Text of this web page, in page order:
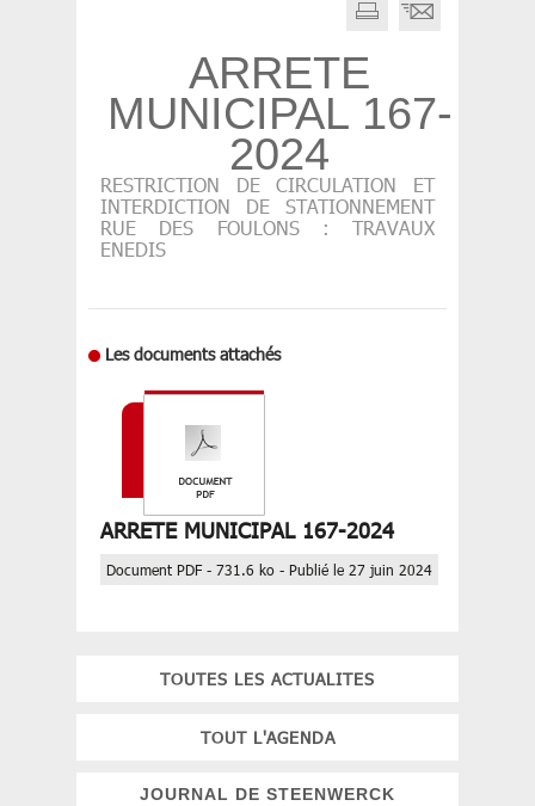
ARRETE
MUNICIPAL 167-
2024
RESTRICTION DE CIRCULATION ET
INTERDICTION DE STATIONNEMENT
RUE DES FOULONS : TRAVAUX
ENEDIS
Les documents attachés
ARRETE MUNICIPAL 167-2024
Document PDF - 731.6 ko - Publié le 27 juin 2024
TOUTES LES ACTUALITES
TOUT L'AGENDA
JOURNAL DE STEENWERCK